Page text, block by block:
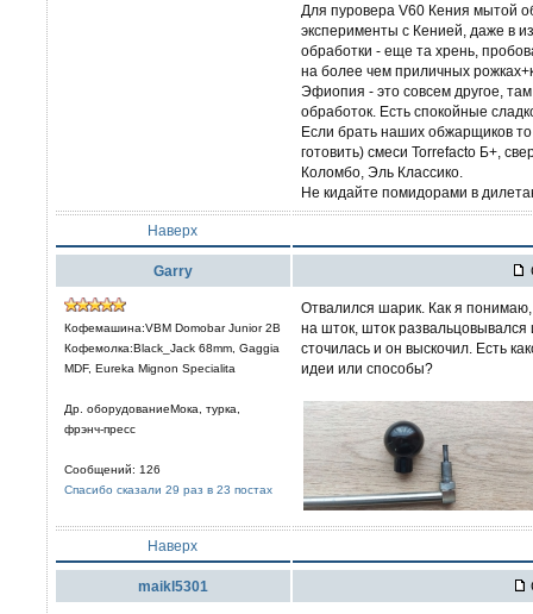
Для пуровера V60 Кения мытой
эксперименты с Кенией, даже в
обработки - еще та хрень,
на более чем приличных
Эфиопия - это совсем другое,
обработок. Есть спокойные
Если брать наших обжарщиков
готовить) смеси Torrefacto Б+,
Коломбо, Эль Классико.
Не кидайте помидорами в
Наверх
Garry
Кофемашина:VBM Domobar Junior 2B
Кофемолка:Black_Jack 68mm, Gaggia
MDF, Eureka Mignon Specialita
Др. оборудованиеМока, турка,
фрэнч-пресс
Сообщений: 126
Спасибо сказали 29 раз в 23 постах
Отвалился шарик. Как я
на шток, шток развальцовывался
сточилась и он выскочил. Есть
идеи или способы?
Наверх
maikl5301